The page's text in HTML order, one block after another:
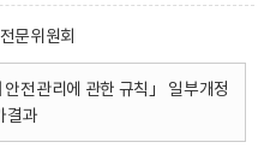
문위원회
안전관리에 관한 규칙」 일부개정
결과